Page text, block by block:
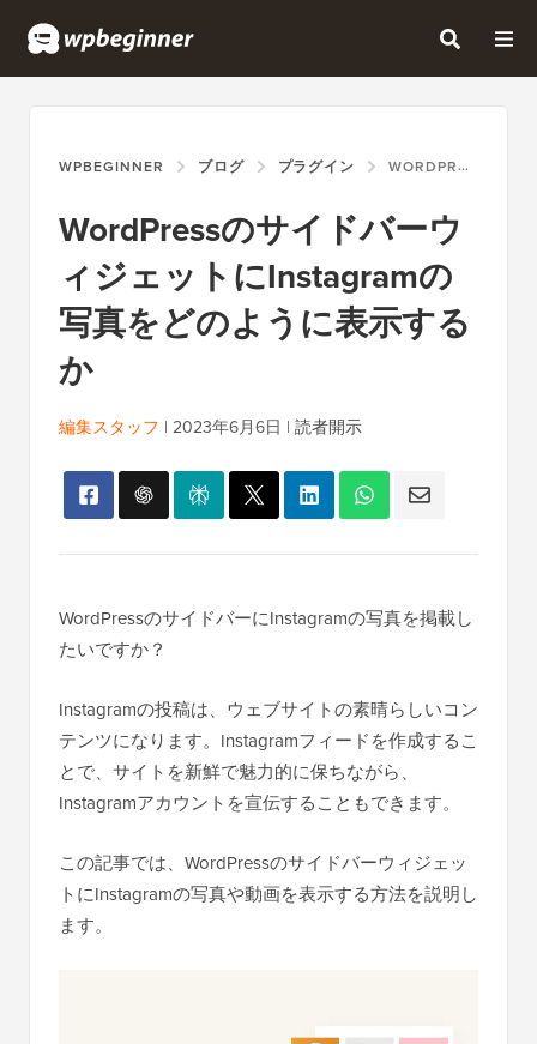
WPBEGINNER ブログ プラグイン WORDPRESSのサイドバーウィジェットにINSTAGRAMの写真をどのように表示するか
WordPressのサイドバーウ
ィジェットにInstagramの
写真をどのように表示する
か
編集スタッフ | 2023年6月6日 | 読者開示
WordPressのサイドバーにInstagramの写真を掲載し
たいですか？
Instagramの投稿は、ウェブサイトの素晴らしいコン
テンツになります。Instagramフィードを作成するこ
とで、サイトを新鮮で魅力的に保ちながら、
Instagramアカウントを宣伝することもできます。
この記事では、WordPressのサイドバーウィジェッ
トにInstagramの写真や動画を表示する方法を説明し
ます。